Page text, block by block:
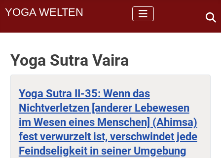
YOGA WELTEN
Yoga Sutra Vaira
Yoga Sutra II-35: Wenn das
Nichtverletzen [anderer Lebewesen
im Wesen eines Menschen] (Ahimsa)
fest verwurzelt ist, verschwindet jede
Feindseligkeit in seiner Umgebung